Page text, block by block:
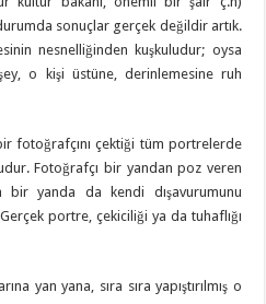
sonuçlar gerçek değildir artık.
nesnelliğinden kuşkuludur; oysa
o kişi üstüne, derinlemesine ruh
fotoğrafçını çektiği tüm portrelerde
Fotoğrafçı bir yandan poz veren
bir yanda da kendi dışavurumunu
portre, çekiciliği ya da tuhaflığı
yan yana, sıra sıra yapıştırılmış o